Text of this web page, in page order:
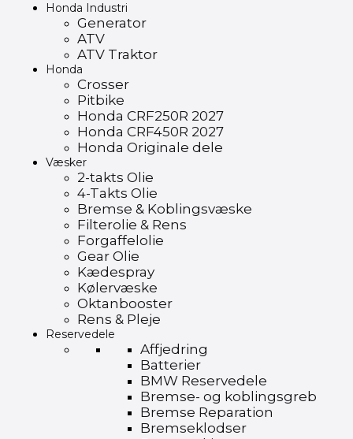
Honda Industri
Generator
ATV
ATV Traktor
Honda
Crosser
Pitbike
Honda CRF250R 2027
Honda CRF450R 2027
Honda Originale dele
Væsker
2-takts Olie
4-Takts Olie
Bremse & Koblingsvæske
Filterolie & Rens
Forgaffelolie
Gear Olie
Kædespray
Kølervæske
Oktanbooster
Rens & Pleje
Reservedele
Affjedring
Batterier
BMW Reservedele
Bremse- og koblingsgreb
Bremse Reparation
Bremseklodser